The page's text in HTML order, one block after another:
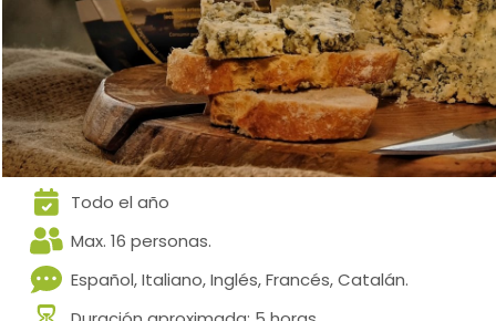
Todo el año
Max. 16 personas.
Español, Italiano, Inglés, Francés, Catalán.